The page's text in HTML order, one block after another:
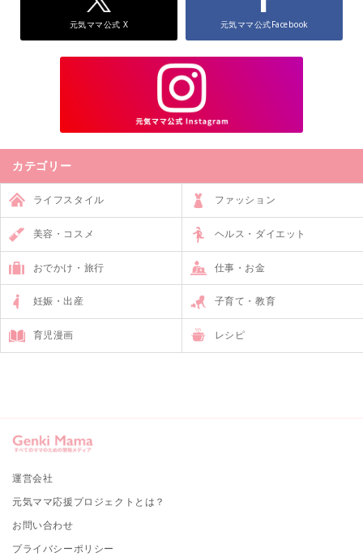
元気ママ公式 X 元気ママ公式Facebook
カテゴリー
ライフスタイル ファッション
美容・コスメ ヘルス・ダイエット
おでかけ・旅行 仕事・お金
妊娠・出産 子育て・教育
育児漫画 レシピ
運営会社
元気ママ応援プロジェクトとは？
お問い合わせ
プライバシーポリシー